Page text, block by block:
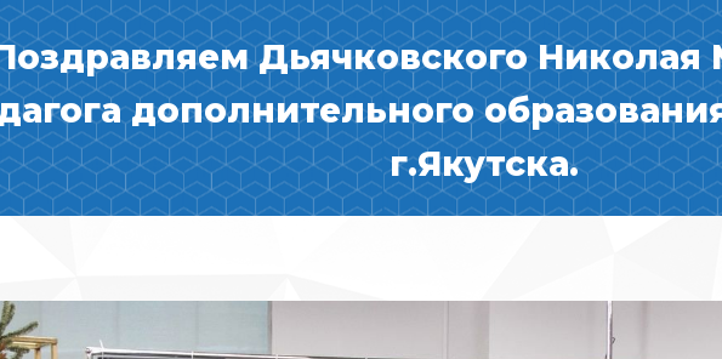
Дьячковского Николая
дополнительного
г.Якутска.